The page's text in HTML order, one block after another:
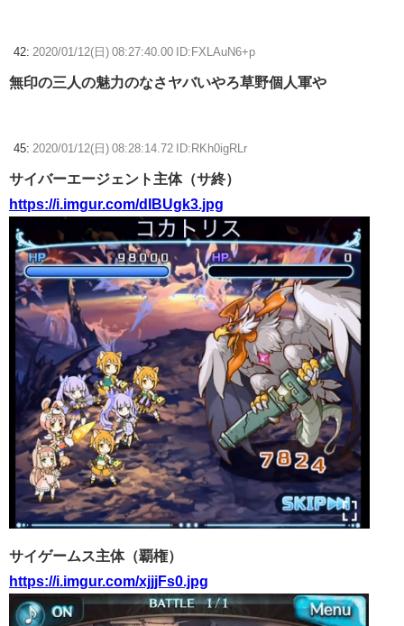
42: 2020/01/12(日) 08:27:40.00 ID:FXLAuN6+p
無印の三人の魅力のなさヤバいやろ草野個人軍や
45: 2020/01/12(日) 08:28:14.72 ID:RKh0igRLr
サイバーエージェント主体（サ終）
https://i.imgur.com/dIBUgk3.jpg
サイゲームス主体（覇権）
https://i.imgur.com/xjjjFs0.jpg